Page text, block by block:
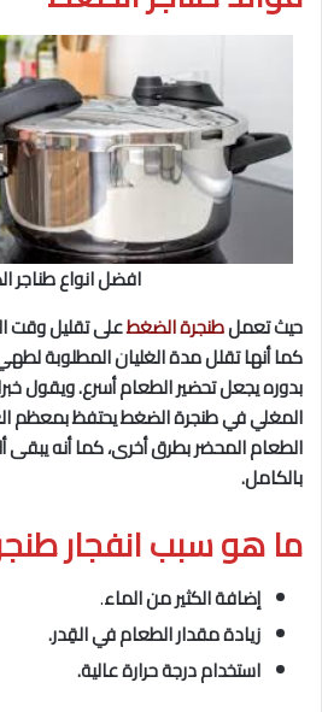
افضل انواع طناجر
حيث تعملطنجرة الضغطعلى تقليل وقت
كما أنها تقلل مدة الغليان المطلوبة
بدوره يجعل تحضير الطعام أسرع. ويقول
المغلي في طنجرة الضغط يحتفظ بمعظم
الطعام المحضر بطرق أخرى، كما أنه يبقى
بالكامل.
ما هو سبب انفجار
إضافة الكثير من الماء.
زيادة مقدار الطعام في القِدر.
استخدام درجة حرارة عالية.